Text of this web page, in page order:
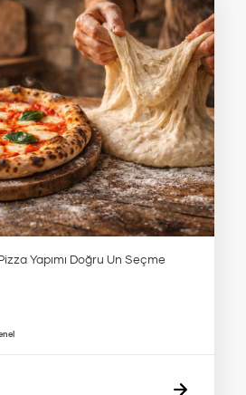
Yapımı Doğru Un Seçme